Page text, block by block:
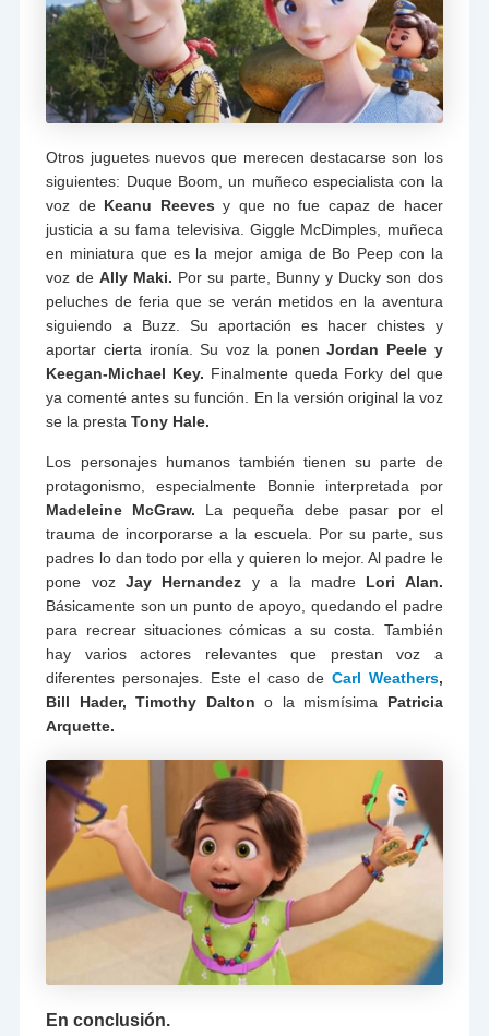
Otros juguetes nuevos que merecen destacarse son los
siguientes: Duque Boom, un muñeco especialista con la
voz de Keanu Reeves y que no fue capaz de hacer
justicia a su fama televisiva. Giggle McDimples, muñeca
en miniatura que es la mejor amiga de Bo Peep con la
voz de Ally Maki. Por su parte, Bunny y Ducky son dos
peluches de feria que se verán metidos en la aventura
siguiendo a Buzz. Su aportación es hacer chistes y
aportar cierta ironía. Su voz la ponenJordan Peele y
Keegan-Michael Key. Finalmente queda Forky del que
ya comenté antes su función. En la versión original la voz
se la prestaTony Hale.
Los personajes humanos también tienen su parte de
protagonismo, especialmente Bonnie interpretada por
Madeleine McGraw. La pequeña debe pasar por el
trauma de incorporarse a la escuela. Por su parte, sus
padres lo dan todo por ella y quieren lo mejor. Al padre le
pone vozJay Hernandez y a la madre Lori Alan.
Básicamente son un punto de apoyo, quedando el padre
para recrear situaciones cómicas a su costa. También
hay varios actores relevantes que prestan voz a
diferentes personajes. Este el caso de Carl Weathers,
Bill Hader, Timothy Dalton o la mismísima Patricia
Arquette.
En conclusión.